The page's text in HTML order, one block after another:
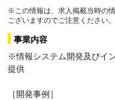
※この情報は、求人掲載当時の
ございますのでご注意ください。
事業内容
※情報システム開発及びイ
提供
［開発事例］